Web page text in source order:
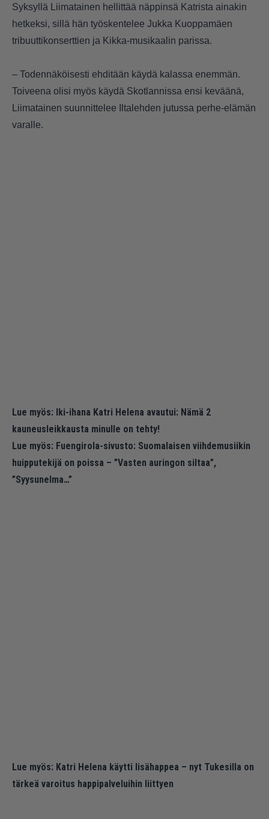
Syksyllä Liimatainen hellittää näppinsä Katrista ainakin
hetkeksi, sillä hän työskentelee Jukka Kuoppamäen
tribuuttikonserttien ja Kikka-musikaalin parissa.
– Todennäköisesti ehditään käydä kalassa enemmän.
Toiveena olisi myös käydä Skotlannissa ensi keväänä,
Liimatainen suunnittelee Iltalehden jutussa perhe-elämän
varalle.
Lue myös:
Iki-ihana Katri Helena avautui: Nämä 2
kauneusleikkausta minulle on tehty!
Lue myös: Fuengirola-sivusto: Suomalaisen viihdemusiikin
huipputekijä on poissa – ”Vasten auringon siltaa”,
”Syysunelma…”
Lue myös: Katri Helena käytti lisähappea – nyt Tukesilla on
tärkeä varoitus happipalveluihin liittyen